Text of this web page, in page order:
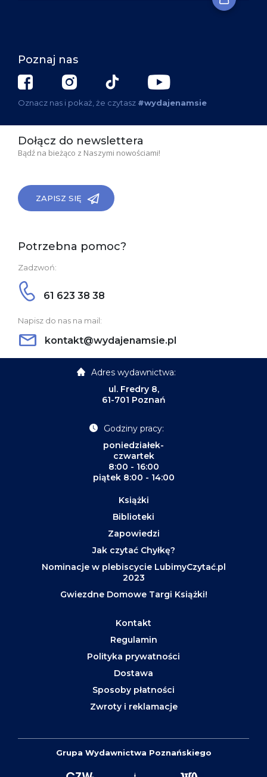
Poznaj nas
Oznacz nas i pokaż, że czytasz #wydajenamsie
Dołącz do newslettera
Bądź na bieżąco z Naszymi nowościami!
ZAPISZ SIĘ
Potrzebna pomoc?
Zadzwoń:
61 623 38 38
Napisz do nas na mail:
kontakt@wydajenamsie.pl
Adres wydawnictwa:
ul. Fredry 8,
61-701 Poznań
Godziny pracy:
poniedziałek-
czwartek
8:00 - 16:00
piątek 8:00 - 14:00
Książki
Biblioteki
Zapowiedzi
Jak czytać Chyłkę?
Nominacje w plebiscycie LubimyCzytać.pl
2023
Gwiezdne Domowe Targi Książki!
Kontakt
Regulamin
Polityka prywatności
Dostawa
Sposoby płatności
Zwroty i reklamacje
Grupa Wydawnictwa Poznańskiego